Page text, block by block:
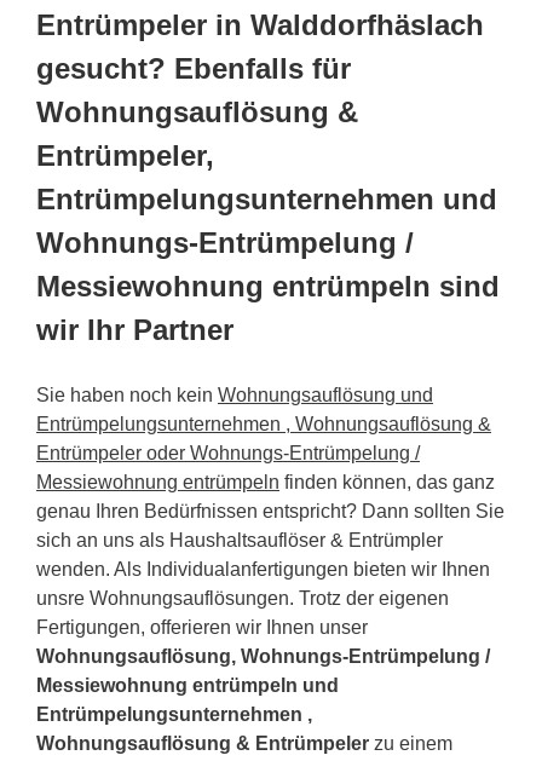
Entrümpeler in Walddorfhäslach
gesucht? Ebenfalls für
Wohnungsauflösung &
Entrümpeler,
Entrümpelungsunternehmen und
Wohnungs-Entrümpelung /
Messiewohnung entrümpeln sind
wir Ihr Partner
Sie haben noch kein Wohnungsauflösung und
Entrümpelungsunternehmen , Wohnungsauflösung &
Entrümpeler oder Wohnungs-Entrümpelung /
Messiewohnung entrümpeln finden können, das ganz
genau Ihren Bedürfnissen entspricht? Dann sollten Sie
sich an uns als Haushaltsauflöser & Entrümpler
wenden. Als Individualanfertigungen bieten wir Ihnen
unsre Wohnungsauflösungen. Trotz der eigenen
Fertigungen, offerieren wir Ihnen unser
Wohnungsauflösung, Wohnungs-Entrümpelung /
Messiewohnung entrümpeln und
Entrümpelungsunternehmen ,
Wohnungsauflösung & Entrümpeler zu einem